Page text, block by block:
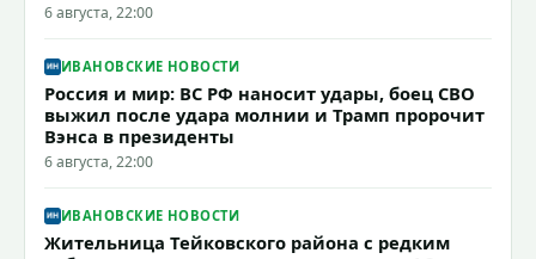
6 августа, 22:00
ИВАНОВСКИЕ НОВОСТИ
Россия и мир: ВС РФ наносит удары, боец СВО
выжил после удара молнии и Трамп пророчит
Вэнса в президенты
6 августа, 22:00
ИВАНОВСКИЕ НОВОСТИ
Жительница Тейковского района с редким